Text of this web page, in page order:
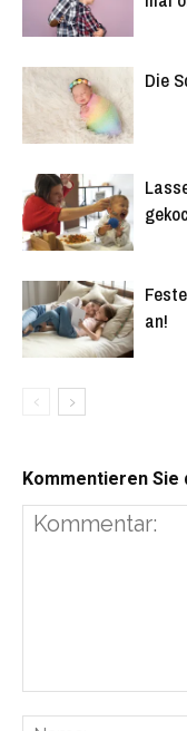
Die
an!
Kommentieren Sie